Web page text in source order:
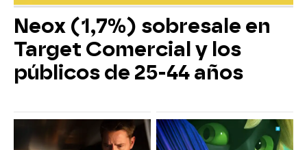
Neox (1,7%) sobresale en
Target Comercial y los
públicos de 25-44 años